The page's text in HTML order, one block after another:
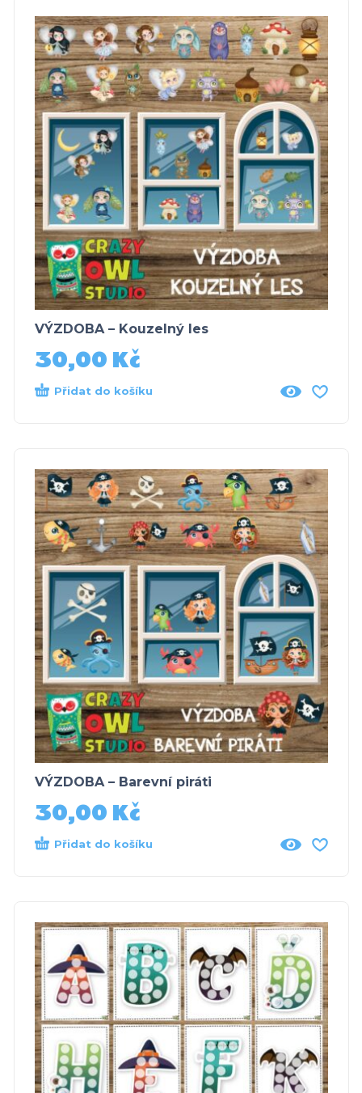
VÝZDOBA – Kouzelný les
30,00 Kč
Přidat do košíku
VÝZDOBA – Barevní piráti
30,00 Kč
Přidat do košíku